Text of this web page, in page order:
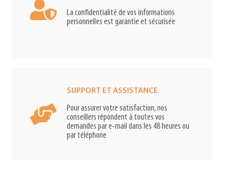
La confidentialité de vos informations
personnelles est garantie et sécurisée
SUPPORT ET ASSISTANCE
Pour assurer votre satisfaction, nos
conseillers répondent à toutes vos
demandes par e-mail dans les 48 heures ou
par téléphone